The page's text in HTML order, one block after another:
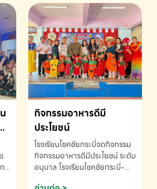
แข่งขันคณิตศาสตร์และคณิตคิด
เร็วนานาชาติ ครั้งที่ 46 ประจำปี
2569 ณ ประเทศสิงคโปร์
INTERNATIONAL
MATHEMATICS AND
MENTAL ARITHMETIC
COMPETITION 2026 - ถ้วย
รางวัลรองชนะเลิศอันดับที่ 2
Mental Arithmetic
Competition K2 - ถ้วยรางวัล
รองชนะเลิศอันดับที่ 2 Mental
K2(Grop) โรงเรียนโชคชัยกระบี่-
สอบถามข้อมูลเพิ่มเติม โทร.
075-691910
กิจกรรมอาหารดีมี
ประโยชน์
โรงเรียนโชคชัยกระบี่จดกิจกรรม
กิจกรรมอาหารดีมีประโยชน์ ระดับ
อนุบาล โรงเรียนโชคชัยกระบี่-